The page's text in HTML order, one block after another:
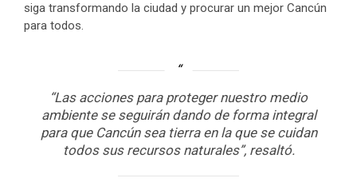
siga transformando la ciudad y procurar un mejor Cancún
para todos.
“Las acciones para proteger nuestro medio
ambiente se seguirán dando de forma integral
para que Cancún sea tierra en la que se cuidan
todos sus recursos naturales”, resaltó.